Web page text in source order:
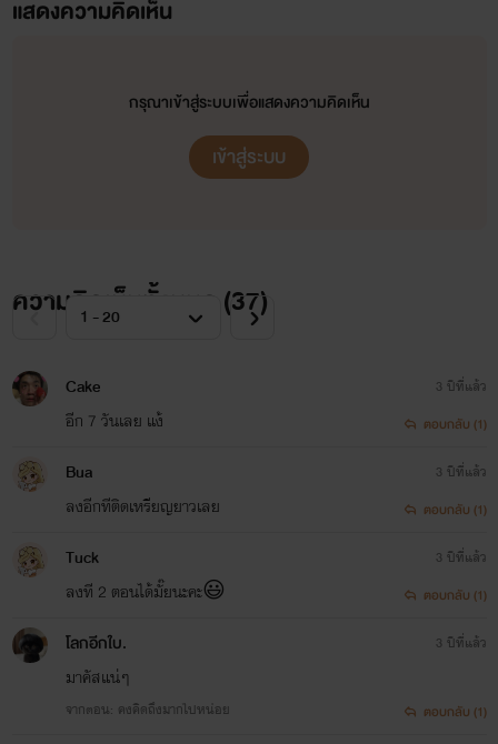
แสดงความคิดเห็น
กรุณาเข้าสู่ระบบเพื่อแสดงความคิดเห็น
เข้าสู่ระบบ
ความคิดเห็นทั้งหมด (37)
Cake
อีก 7 วันเลย แง้
3 ปีที่แล้ว
ตอบกลับ (1)
Bua
ลงอีกทีติดเหรียญยาวเลย
3 ปีที่แล้ว
ตอบกลับ (1)
Tuck
ลงที 2 ตอนได้มั๊ยนะคะ😃
3 ปีที่แล้ว
ตอบกลับ (1)
โลกอีกใบ.
มาคัสแน่ๆ
จากตอน: คงคิดถึงมากไปหน่อย
3 ปีที่แล้ว
ตอบกลับ (1)